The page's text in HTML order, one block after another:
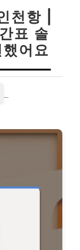
천항 |
표 솔
어요